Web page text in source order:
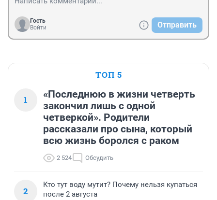
Гость
Войти
Отправить
ТОП 5
1
«Последнюю в жизни четверть
закончил лишь с одной
четверкой». Родители
рассказали про сына, который
всю жизнь боролся с раком
2 524 Обсудить
2
Кто тут воду мутит? Почему нельзя купаться
после 2 августа